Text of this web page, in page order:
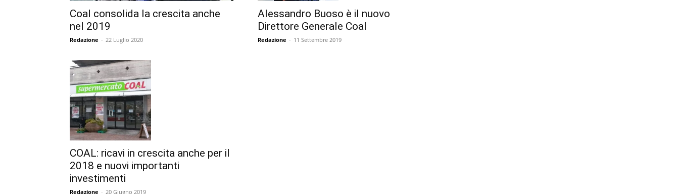
Coal consolida la crescita anche
nel 2019
Redazione - 22 Luglio 2020
Alessandro Buoso è il nuovo
Direttore Generale Coal
Redazione - 11 Settembre 2019
COAL: ricavi in crescita anche per il
2018 e nuovi importanti
investimenti
Redazione - 20 Giugno 2019